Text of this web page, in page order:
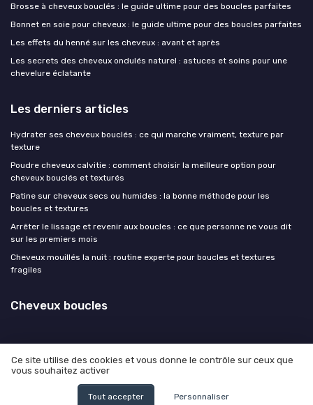
Brosse à cheveux bouclés : le guide ultime pour des boucles parfaites
Bonnet en soie pour cheveux : le guide ultime pour des boucles parfaites
Les effets du henné sur les cheveux : avant et après
Les secrets des cheveux ondulés naturel : astuces et soins pour une
chevelure éclatante
Les derniers articles
Hydrater ses cheveux bouclés : ce qui marche vraiment, texture par
texture
Poudre cheveux calvitie : comment choisir la meilleure option pour
cheveux bouclés et texturés
Patine sur cheveux secs ou humides : la bonne méthode pour les
boucles et textures
Arrêter le lissage et revenir aux boucles : ce que personne ne vous dit
sur les premiers mois
Cheveux mouillés la nuit : routine experte pour boucles et textures
fragiles
Cheveux boucles
Mentions légales
© Cheveux boucles 2026
Ce site utilise des cookies et vous donne le contrôle sur ceux que
vous souhaitez activer
Tout accepter Personnaliser